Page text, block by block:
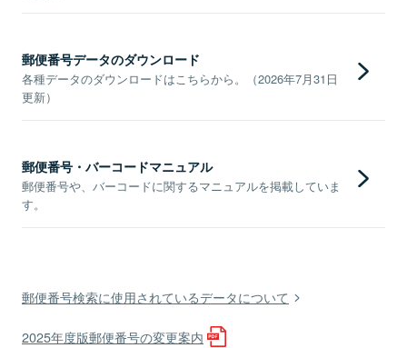
郵便番号データのダウンロード
各種データのダウンロードはこちらから。（2026年7月31日
更新）
郵便番号・バーコードマニュアル
郵便番号や、バーコードに関するマニュアルを掲載していま
す。
郵便番号検索に使用されているデータについて
2025年度版郵便番号の変更案内